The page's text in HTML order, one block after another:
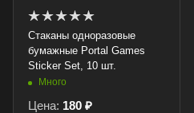
Стаканы одноразовые
бумажные Portal Games
Sticker Set, 10 шт.
Много
Цена: 180 ₽